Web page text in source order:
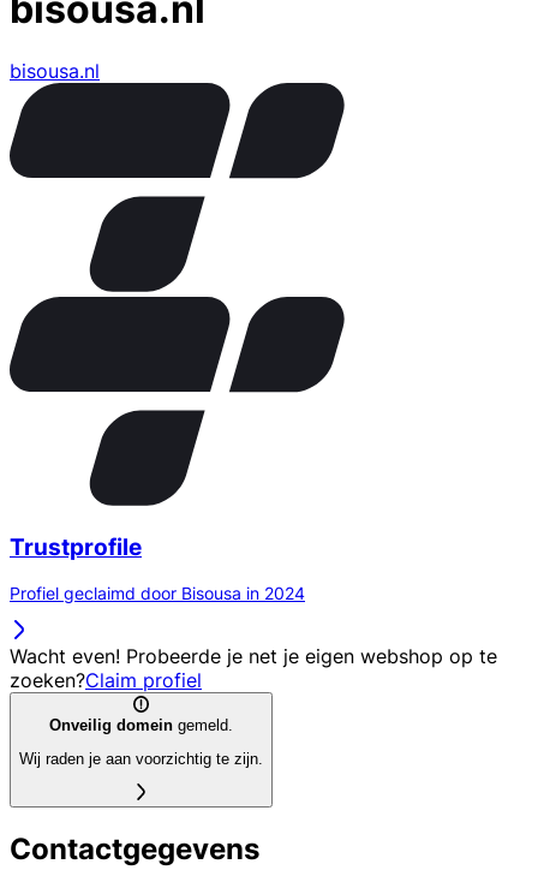
bisousa.nl
bisousa.nl
Trustprofile
Profiel geclaimd door Bisousa in 2024
Wacht even! Probeerde je net je eigen webshop op te
zoeken?Claim profiel
Onveilig domein gemeld.
Wij raden je aan voorzichtig te zijn.
Contactgegevens